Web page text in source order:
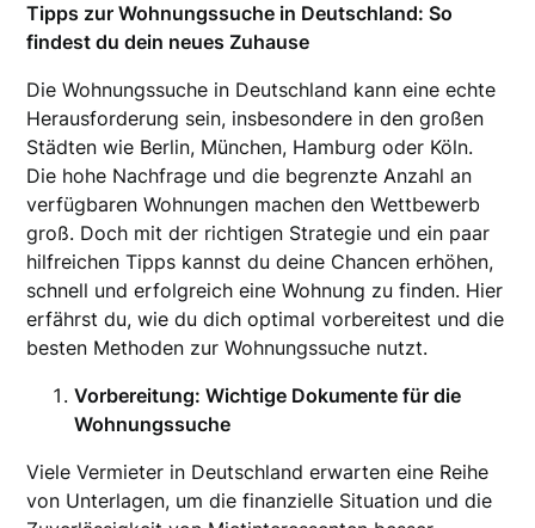
Tipps zur Wohnungssuche in Deutschland: So
findest du dein neues Zuhause
Die Wohnungssuche in Deutschland kann eine echte
Herausforderung sein, insbesondere in den großen
Städten wie Berlin, München, Hamburg oder Köln.
Die hohe Nachfrage und die begrenzte Anzahl an
verfügbaren Wohnungen machen den Wettbewerb
groß. Doch mit der richtigen Strategie und ein paar
hilfreichen Tipps kannst du deine Chancen erhöhen,
schnell und erfolgreich eine Wohnung zu finden. Hier
erfährst du, wie du dich optimal vorbereitest und die
besten Methoden zur Wohnungssuche nutzt.
Vorbereitung: Wichtige Dokumente für die
Wohnungssuche
Viele Vermieter in Deutschland erwarten eine Reihe
von Unterlagen, um die finanzielle Situation und die